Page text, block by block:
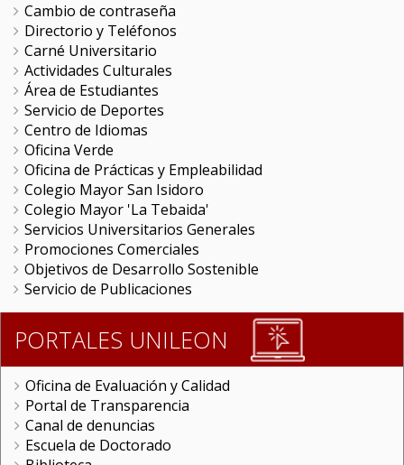
Cambio de contraseña
Directorio y Teléfonos
Carné Universitario
Actividades Culturales
Área de Estudiantes
Servicio de Deportes
Centro de Idiomas
Oficina Verde
Oficina de Prácticas y Empleabilidad
Colegio Mayor San Isidoro
Colegio Mayor 'La Tebaida'
Servicios Universitarios Generales
Promociones Comerciales
Objetivos de Desarrollo Sostenible
Servicio de Publicaciones
PORTALES UNILEON
Oficina de Evaluación y Calidad
Portal de Transparencia
Canal de denuncias
Escuela de Doctorado